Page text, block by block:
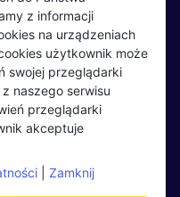
pracodawcy
ogłoszenie
z informacji
na urządzeniach
użytkownik może
swojej przeglądarki
naszego serwisu
przeglądarki
akceptuje
Zamknij